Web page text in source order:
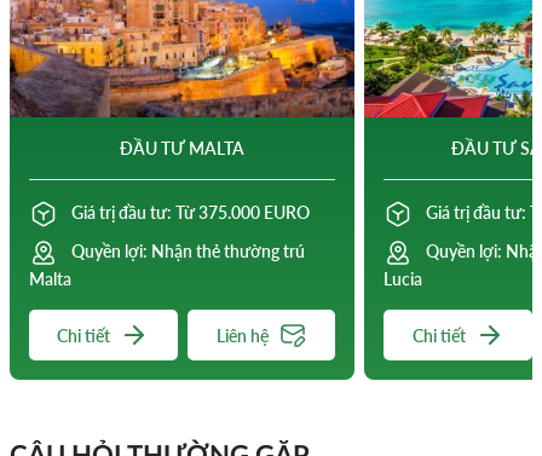
ĐẦU TƯ MALTA
Giá trị đầu tư: Từ 375.000 EURO
Quyền lợi: Nhận thẻ thường trú
Malta
Chi tiết Liên hệ
ĐẦU TƯ
Giá trị đầu tư:
Quyền lợi:
Lucia
Chi tiết